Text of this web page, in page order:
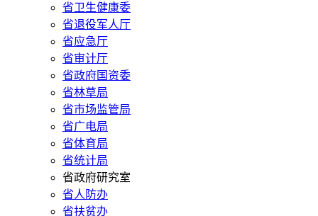
省卫生健康委
省退役军人厅
省应急厅
省审计厅
省政府国资委
省林草局
省市场监管局
省广电局
省体育局
省统计局
省政府研究室
省人防办
省扶贫办